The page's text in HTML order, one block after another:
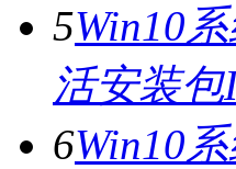
5Win10
活安装包
6Win10